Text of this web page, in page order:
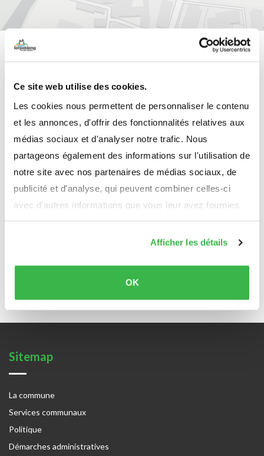
Ce site web utilise des cookies.
Les cookies nous permettent de personnaliser le contenu
et les annonces, d'offrir des fonctionnalités relatives aux
médias sociaux et d'analyser notre trafic. Nous
partageons également des informations sur l'utilisation de
notre site avec nos partenaires de médias sociaux, de
publicité et d'analyse, qui peuvent combiner celles-ci
avec d'autres informations que vous leur avez fournies
ou qu'ils ont collectées lors de votre utilisation de leurs
Afficher les détails
OK
21, Porte des Ardennes
L-9145 Erpeldange-sur-Sûre
F. (+352) 81 97 08
Horaires d'ouverture :
07:30 - 11:30 / 13:00 - 18:00
Fermé au public le mercredi
Sitemap
La commune
Services communaux
Politique
Démarches administratives